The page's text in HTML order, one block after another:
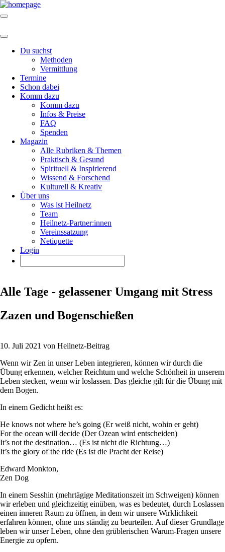
Du suchst
Methoden
Vermittlung
Termine
Schon dabei
Komm dazu
Komm dazu
Infos & Preise
FAQ
Spenden
Magazin
Alle Rubriken & Themen
Praktisch & Gesund
Spirituell & Inspirierend
Wissend & Forschend
Kulturell & Kreativ
Über uns
Was ist Heilnetz
Team
Heilnetz-Partner:innen
Vereinssatzung
Netiquette
Login
Alle Tage - gelassener Umgang mit Stress
Zazen und Bogenschießen
10. Juli 2021 von Heilnetz-Beitrag
Wenn wir Zen in unser Leben integrieren, können wir durch die
Übung erkennen, welcher Reichtum und welche Schönheit in unserem
Leben stecken, wenn wir loslassen. Das gleiche gilt für die Übung mit
dem Bogen.
In einem Gedicht heißt es:
He knows not where he’s going (Er weiß nicht, wohin er geht)
For the ocean will decide (Der Ozean wird entscheiden)
It’s not the destination… (Es ist nicht die Richtung…)
It’s the glory of the ride (Es ist die Pracht der Reise)
Edward Monkton,
Zen Dog
In einem Sesshin (mehrtägige Meditationszeit im Schweigen) können
wir erleben und gleichzeitig einüben, was es bedeutet, durch Loslassen
einen inneren Raum zu öffnen, in dem wir unsere Wirklichkeit
erfahren können, ohne uns ständig zu beurteilen. Auf dieser Grundlage
leben wir unser Leben, ohne den grüblerischen Warum-Fragen unsere
Energie zu opfern.